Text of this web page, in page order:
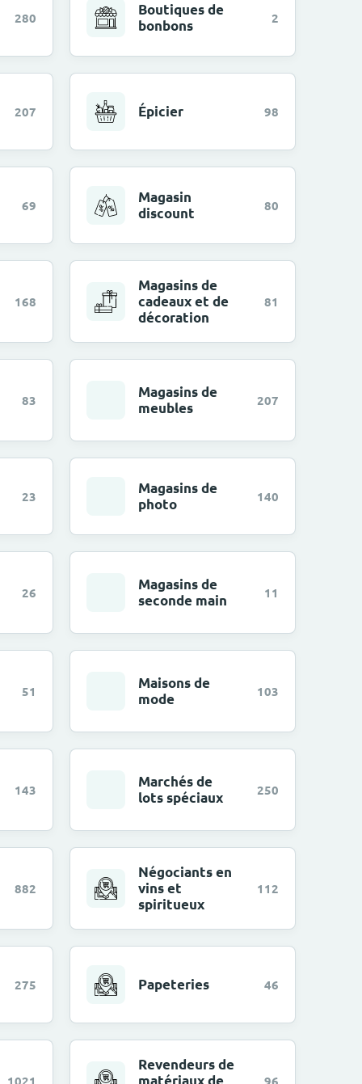
280
Boutiques de
bonbons
2
207 Épicier 98
69
Magasin
discount
80
168
Magasins de
cadeaux et de
décoration
81
83
Magasins de
meubles
207
23
Magasins de
photo
140
26
Magasins de
seconde main
11
51
Maisons de
mode
103
143
Marchés de
lots spéciaux
250
882
Négociants en
vins et
spiritueux
112
275 Papeteries 46
1021
Revendeurs de
matériaux de
96